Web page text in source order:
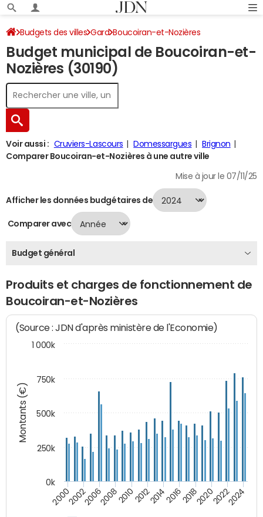
Budgets des villes Gard Boucoiran-et-Nozières
Budget 2024
Budget municipal de Boucoiran-et-
Nozières (30190)
Voir aussi : Cruviers-Lascours Domessargues
Brignon
Comparer Boucoiran-et-Nozières à une autre ville
Mise à jour le 07/11/25
Afficher les données budgétaires de
Comparer avec
Budget général
Produits et charges de fonctionnement de
Boucoiran-et-Nozières
Montants (€)
(Source : JDN d'après ministère de l'Economie)
200020022006200820102012201420162018202020222024
0k
250k
500k
750k
1 000k